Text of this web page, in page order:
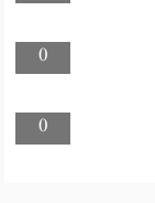
0
0